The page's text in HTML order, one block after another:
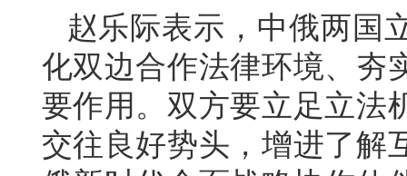
赵乐际表示，中俄两国
化双边合作法律环境、夯
要作用。双方要立足立法
交往良好势头，增进了解